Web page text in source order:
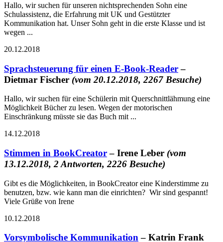
Hallo, wir suchen für unseren nichtsprechenden Sohn eine
Schulassistenz, die Erfahrung mit UK und Gestützter
Kommunikation hat. Unser Sohn geht in die erste Klasse und ist
wegen ...
20.12.2018
Sprachsteuerung für einen E-Book-Reader–
Dietmar Fischer (vom 20.12.2018, 2267 Besuche)
Hallo, wir suchen für eine Schülerin mit Querschnittlähmung eine
Möglichkeit Bücher zu lesen. Wegen der motorischen
Einschränkung müsste sie das Buch mit ...
14.12.2018
Stimmen in BookCreator– Irene Leber (vom
13.12.2018, 2 Antworten, 2226 Besuche)
Gibt es die Möglichkeiten, in BookCreator eine Kinderstimme zu
benutzen, bzw. wie kann man die einrichten? Wir sind gespannt!
Viele Grüße von Irene
10.12.2018
Vorsymbolische Kommunikation– Katrin Frank